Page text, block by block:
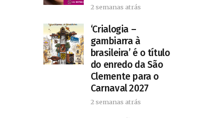
2 semanas atrás
‘Crialogia –
gambiarra à
brasileira’ é o título
do enredo da São
Clemente para o
Carnaval 2027
2 semanas atrás